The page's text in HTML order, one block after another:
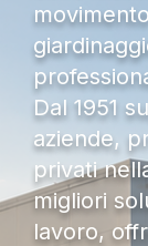
Dal 1951
aziende,
privati
migliori
lavoro,